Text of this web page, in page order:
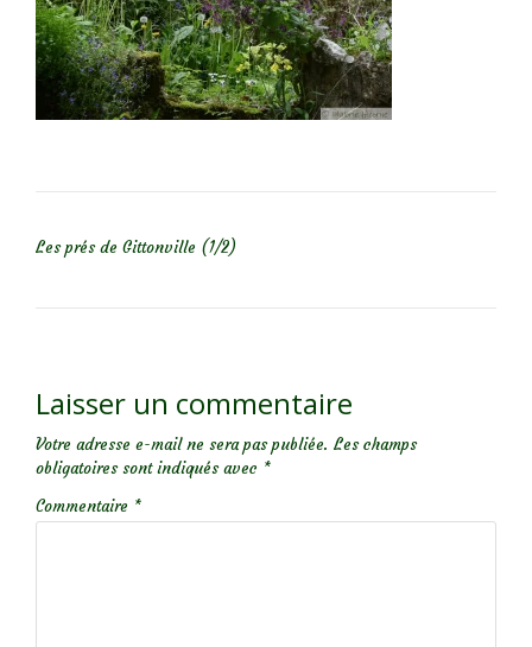
Les prés de Gittonville (1/2)
Laisser un commentaire
Votre adresse e-mail ne sera pas publiée. Les champs
obligatoires sont indiqués avec *
Commentaire *